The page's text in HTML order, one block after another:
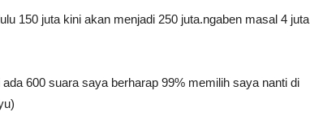
150 juta kini akan menjadi 250 juta.ngaben masal 4 juta
600 suara saya berharap 99% memilih saya nanti di